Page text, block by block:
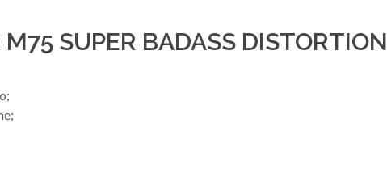
SUPER BADASS DISTORTION